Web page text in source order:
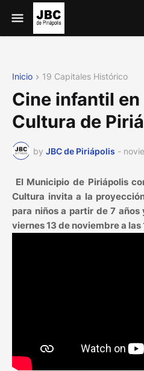
Inicio 19 Capitales Histórico
Cine infantil en
Cultura de
by JBC de Piriápolis -
El Municipio de Piriápolis
Cultura invita a la
para niños a partir de 7
viernes 13 de noviembre a las